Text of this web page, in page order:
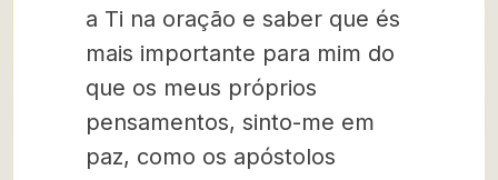
a Ti na oração e saber que és
mais importante para mim do
que os meus próprios
pensamentos, sinto-me em
paz, como os apóstolos